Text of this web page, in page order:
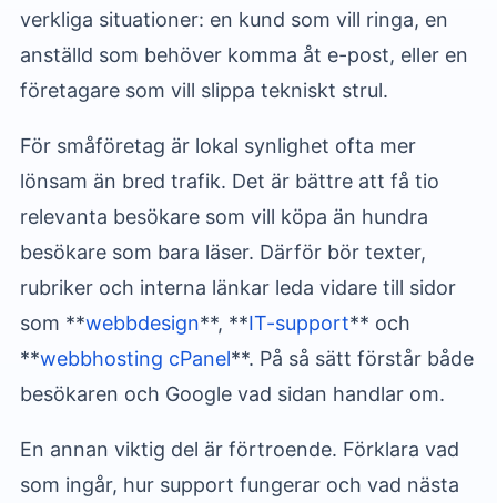
verkliga situationer: en kund som vill ringa, en
anställd som behöver komma åt e-post, eller en
företagare som vill slippa tekniskt strul.
För småföretag är lokal synlighet ofta mer
lönsam än bred trafik. Det är bättre att få tio
relevanta besökare som vill köpa än hundra
besökare som bara läser. Därför bör texter,
rubriker och interna länkar leda vidare till sidor
som **webbdesign**, **IT-support** och
**webbhosting cPanel**. På så sätt förstår både
besökaren och Google vad sidan handlar om.
En annan viktig del är förtroende. Förklara vad
som ingår, hur support fungerar och vad nästa